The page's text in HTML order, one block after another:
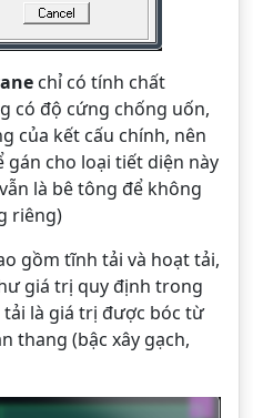
chỉ có tính chất
có độ cứng chống uốn,
của kết cấu chính, nên
gán cho loại tiết diện này
là bê tông để không
riêng)
gồm tĩnh tải và hoạt tải,
giá trị quy định trong
tải là giá trị được bóc từ
thang (bậc xây gạch,